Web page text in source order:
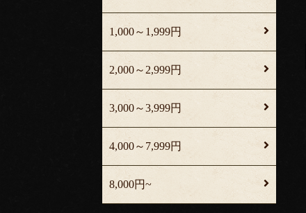
1,000～1,999円
2,000～2,999円
3,000～3,999円
4,000～7,999円
8,000円~